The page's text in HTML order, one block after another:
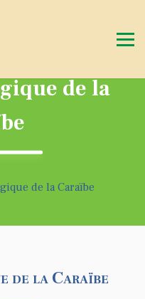
de la
de la Caraïbe
de la Caraïbe